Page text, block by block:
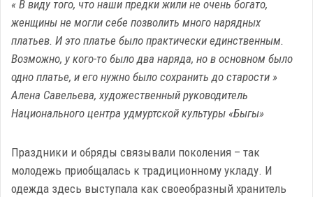
« В виду того, что наши предки жили не очень богато,
женщины не могли себе позволить много нарядных
платьев. И это платье было практически единственным.
Возможно, у кого-то было два наряда, но в основном было
одно платье, и его нужно было сохранить до старости »
Алена Савельева, художественный руководитель
Национального центра удмуртской культуры «Быгы»
Праздники и обряды связывали поколения – так
молодежь приобщалась к традиционному укладу. И
одежда здесь выступала как своеобразный хранитель